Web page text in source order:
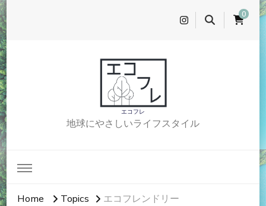
0
エコフレ
地球にやさしいライフスタイル
Home Topics エコフレンドリー